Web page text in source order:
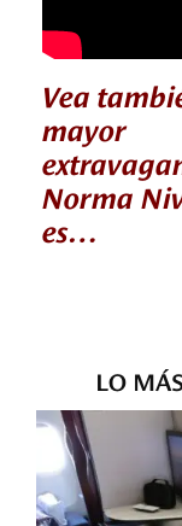
Vea
mayor
Norma
es…
LO